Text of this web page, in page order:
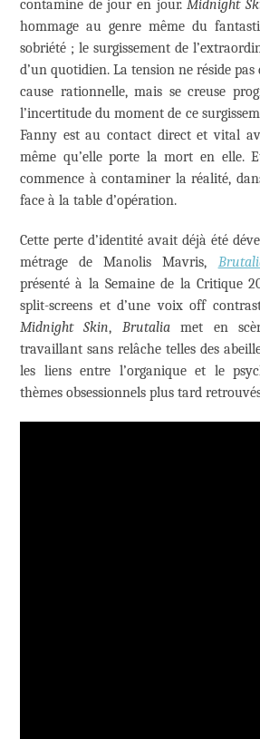
contamine de jour en jour.Midnight
hommage au genre même du
sobriété ; le surgissement de
d’un quotidien. La tension ne réside pas
cause rationnelle, mais se creuse
l’incertitude du moment de ce
Fanny est au contact direct et vital
même qu’elle porte la mort en elle.
commence à contaminer la réalité,
face à la table d’opération.
Cette perte d’identité avait déjà été
métrage de Manolis Mavris,
présenté à la Semaine de la Critique
split-screens et d’une voix off
Midnight Skin, Brutaliamet en
travaillant sans relâche telles des
les liens entre l’organique et le
thèmes obsessionnels plus tard